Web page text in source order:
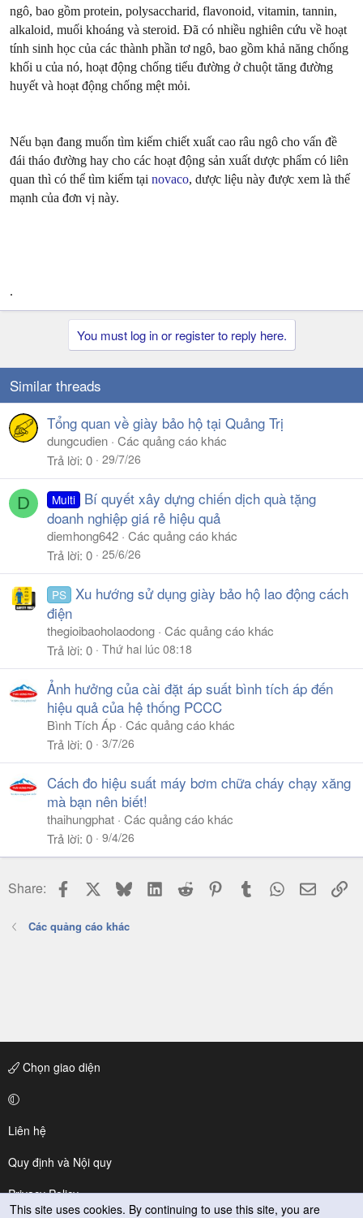
ngô, bao gồm protein, polysaccharid, flavonoid, vitamin, tannin,
alkaloid, muối khoáng và steroid. Đã có nhiều nghiên cứu về hoạt
tính sinh học của các thành phần tơ ngô, bao gồm khả năng chống
khối u của nó, hoạt động chống tiểu đường ở chuột tăng đường
huyết và hoạt động chống mệt mỏi.
Nếu bạn đang muốn tìm kiếm chiết xuất cao râu ngô cho vấn đề
đái tháo đường hay cho các hoạt động sản xuất dược phẩm có liên
quan thì có thể tìm kiếm tại novaco, dược liệu này được xem là thế
mạnh của đơn vị này.
.
You must log in or register to reply here.
Similar threads
Tổng quan về giày bảo hộ tại Quảng Trị
dungcudien Các quảng cáo khác
Trả lời 0 29/7/26
D Multi
Bí quyết xây dựng chiến dịch quà tặng
doanh nghiệp giá rẻ hiệu quả
diemhong642 Các quảng cáo khác
Trả lời 0 25/6/26
PS Xu hướng sử dụng giày bảo hộ lao động cách
điện
thegioibaoholaodong Các quảng cáo khác
Trả lời 0 Thứ hai lúc 08:18
Ảnh hưởng của cài đặt áp suất bình tích áp đến
hiệu quả của hệ thống PCCC
Bình Tích Áp Các quảng cáo khác
Trả lời 0 3/7/26
Cách đo hiệu suất máy bơm chữa cháy chạy xăng
mà bạn nên biết!
thaihungphat Các quảng cáo khác
Trả lời 0 9/4/26
Share: Facebook BlueskyLinkedIn
Reddit PinterestTumblr WhatsApp
Email
Các quảng cáo khác
Chọn giao diện
Liên hệ
Quy định và Nội quy
Privacy Policy
This site uses cookies. By continuing to use this site, you are